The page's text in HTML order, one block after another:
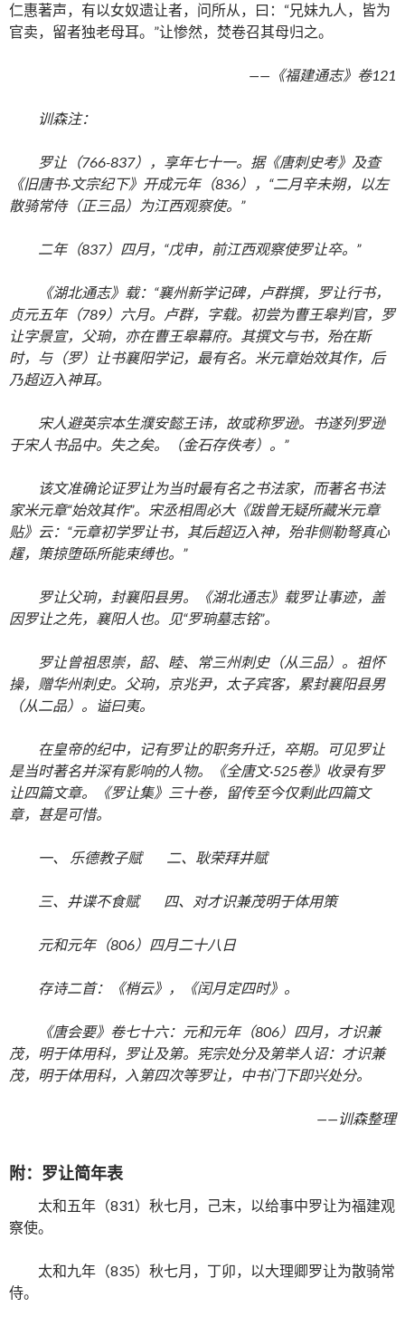
仁惠著声，有以女奴遗让者，问所从，曰：“兄妹九人，皆为
官卖，留者独老母耳。”让惨然，焚卷召其母归之。
——《福建通志》卷121
训森注：
罗让（766-837），享年七十一。据《唐刺史考》及查
《旧唐书·文宗纪下》开成元年（836），“二月辛未朔，以左
散骑常侍（正三品）为江西观察使。”
二年（837）四月，“戊申，前江西观察使罗让卒。”
《湖北通志》载：“襄州新学记碑，卢群撰，罗让行书，
贞元五年（789）六月。卢群，字载。初尝为曹王皋判官，罗
让字景宣，父珦，亦在曹王皋幕府。其撰文与书，殆在斯
时，与（罗）让书襄阳学记，最有名。米元章始效其作，后
乃超迈入神耳。
宋人避英宗本生濮安懿王讳，故或称罗逊。书遂列罗逊
于宋人书品中。失之矣。（金石存佚考）。”
该文准确论证罗让为当时最有名之书法家，而著名书法
家米元章“始效其作”。宋丞相周必大《跋曾无疑所藏米元章
贴》云：“元章初学罗让书，其后超迈入神，殆非侧勒弩真心
趯，策掠堕砾所能束缚也。”
罗让父珦，封襄阳县男。《湖北通志》载罗让事迹，盖
因罗让之先，襄阳人也。见“罗珦墓志铭”。
罗让曾祖思崇，韶、睦、常三州刺史（从三品）。祖怀
操，赠华州刺史。父珦，京兆尹，太子宾客，累封襄阳县男
（从二品）。谥曰夷。
在皇帝的纪中，记有罗让的职务升迁，卒期。可见罗让
是当时著名并深有影响的人物。《全唐文·525卷》收录有罗
让四篇文章。《罗让集》三十卷，留传至今仅剩此四篇文
章，甚是可惜。
一、 乐德教子赋 二、耿荣拜井赋
三、井谍不食赋 四、对才识兼茂明于体用策
元和元年（806）四月二十八日
存诗二首：《梢云》，《闰月定四时》。
《唐会要》卷七十六：元和元年（806）四月，才识兼
茂，明于体用科，罗让及第。宪宗处分及第举人诏：才识兼
茂，明于体用科，入第四次等罗让，中书门下即兴处分。
——训森整理
附：罗让简年表
太和五年（831）秋七月，己末，以给事中罗让为福建观
察使。
太和九年（835）秋七月，丁卯，以大理卿罗让为散骑常
侍。